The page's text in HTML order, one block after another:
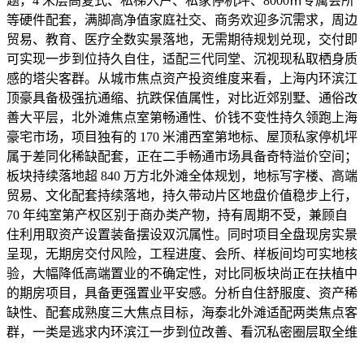
等硬件配套，满脚高净值家庭社交、商务欢迎多沉需求，周边
贸易、教育、医疗全数实景落地，无需期待规划兑现，交付即
可实现一步到位持久自住，适配三代同堂、沉视现私取栖身质
感的塔尖客群。从城市焦点资产投资维度来看，上海内环滨江
顶豪具备极强抗通缩、抗跌保值属性，对比近郊别墅、通俗改
善大平层，北外滩焦点室第畅通性、价钱不变性持久领跑上海
豪宅市场，项目独有的 170 米浦西室第地标、屋顶私家停机坪
属于差同化稀缺配套，正在二手畅通市场具备奇特溢价空间；
板块持续落地超 840 万方北外滩全体规划，地标写字楼、高端
贸易、文化配套持续落地，持久带动片区地盘价值稳步上行，
70 年纯室第产权区别于商办类产物，持有周期不受，兼顾自
住利用取资产设置装备摆设双沉属性。同时项目全盘现房实景
呈现，无期房交付风险，工程进度、会所、样板间均可实地核
验，大幅降低高端置业的不确定性，对比同板块尚正在扶植中
的期房项目，具备更强置业平安感。分析自住舒服度、资产稀
缺性、配套成熟度三大焦点目标，海泰北外滩适配两类焦点客
群，一类是逃求内环滨江一步到位改善、看沉私密圈层取全维